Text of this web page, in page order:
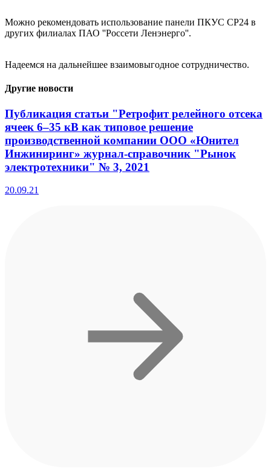
Можно рекомендовать использование панели ПКУС СР24 в
других филиалах ПАО ''Россети Ленэнерго''.
Надеемся на дальнейшее взаимовыгодное сотрудничество.
Другие новости
Публикация статьи "Ретрофит релейного отсека
ячеек 6–35 кВ как типовое решение
производственной компании ООО «Юнител
Инжиниринг» журнал-справочник "Рынок
электротехники" № 3, 2021
20.09.21